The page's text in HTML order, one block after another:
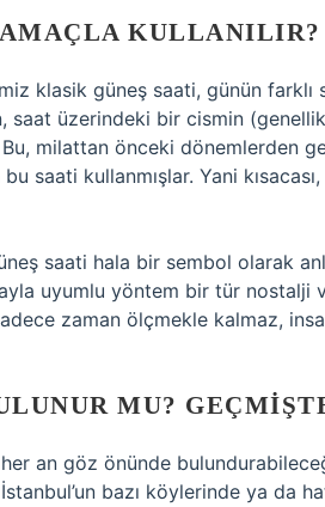
KULLANILIR?
klasik güneş saati, günün
saat üzerindeki bir cismin
milattan önceki dönemlerden
saati kullanmışlar. Yani
saati hala bir sembol olarak
uyumlu yöntem bir tür nostalji
zaman ölçmekle kalmaz,
MU?
an göz önünde
bazı köylerinde ya da